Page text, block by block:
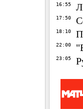
16:55
17:50
18:10
22:00
23:05